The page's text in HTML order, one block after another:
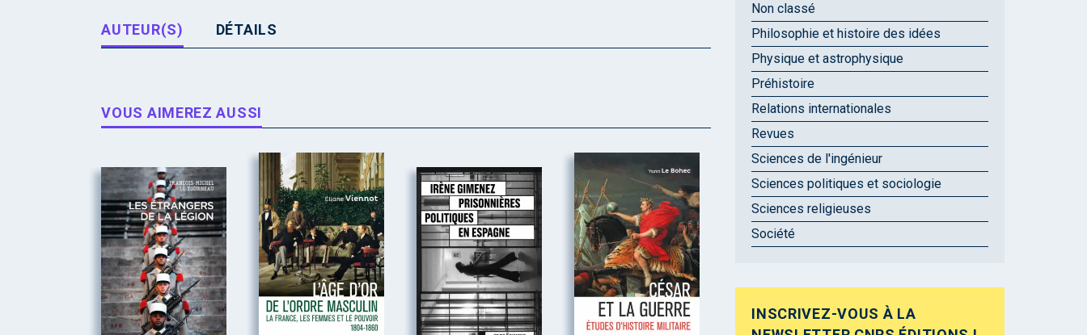
AUTEUR(S) DÉTAILS
VOUS AIMEREZ AUSSI
Non classé
Philosophie et histoire des idées
Physique et astrophysique
Préhistoire
Relations internationales
Revues
Sciences de l'ingénieur
Sciences politiques et sociologie
Sciences religieuses
Société
INSCRIVEZ-VOUS À LA